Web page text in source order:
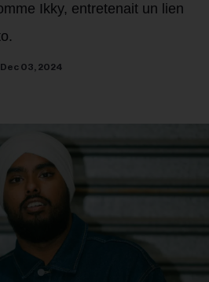
Ikky, entretenait un lien
Dec 03, 2024